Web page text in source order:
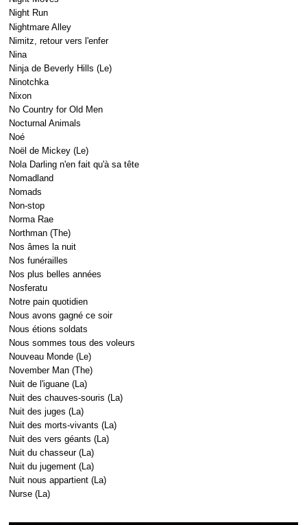
Night Run
Nightmare Alley
Nimitz, retour vers l'enfer
Nina
Ninja de Beverly Hills (Le)
Ninotchka
Nixon
No Country for Old Men
Nocturnal Animals
Noé
Noël de Mickey (Le)
Nola Darling n'en fait qu'à sa tête
Nomadland
Nomads
Non-stop
Norma Rae
Northman (The)
Nos âmes la nuit
Nos funérailles
Nos plus belles années
Nosferatu
Notre pain quotidien
Nous avons gagné ce soir
Nous étions soldats
Nous sommes tous des voleurs
Nouveau Monde (Le)
November Man (The)
Nuit de l'iguane (La)
Nuit des chauves-souris (La)
Nuit des juges (La)
Nuit des morts-vivants (La)
Nuit des vers géants (La)
Nuit du chasseur (La)
Nuit du jugement (La)
Nuit nous appartient (La)
Nurse (La)